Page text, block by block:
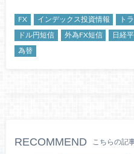
FX インデックス投資情報 ト
ドル円短信 外為FX短信 日経
為替
RECOMMEND こちらの記